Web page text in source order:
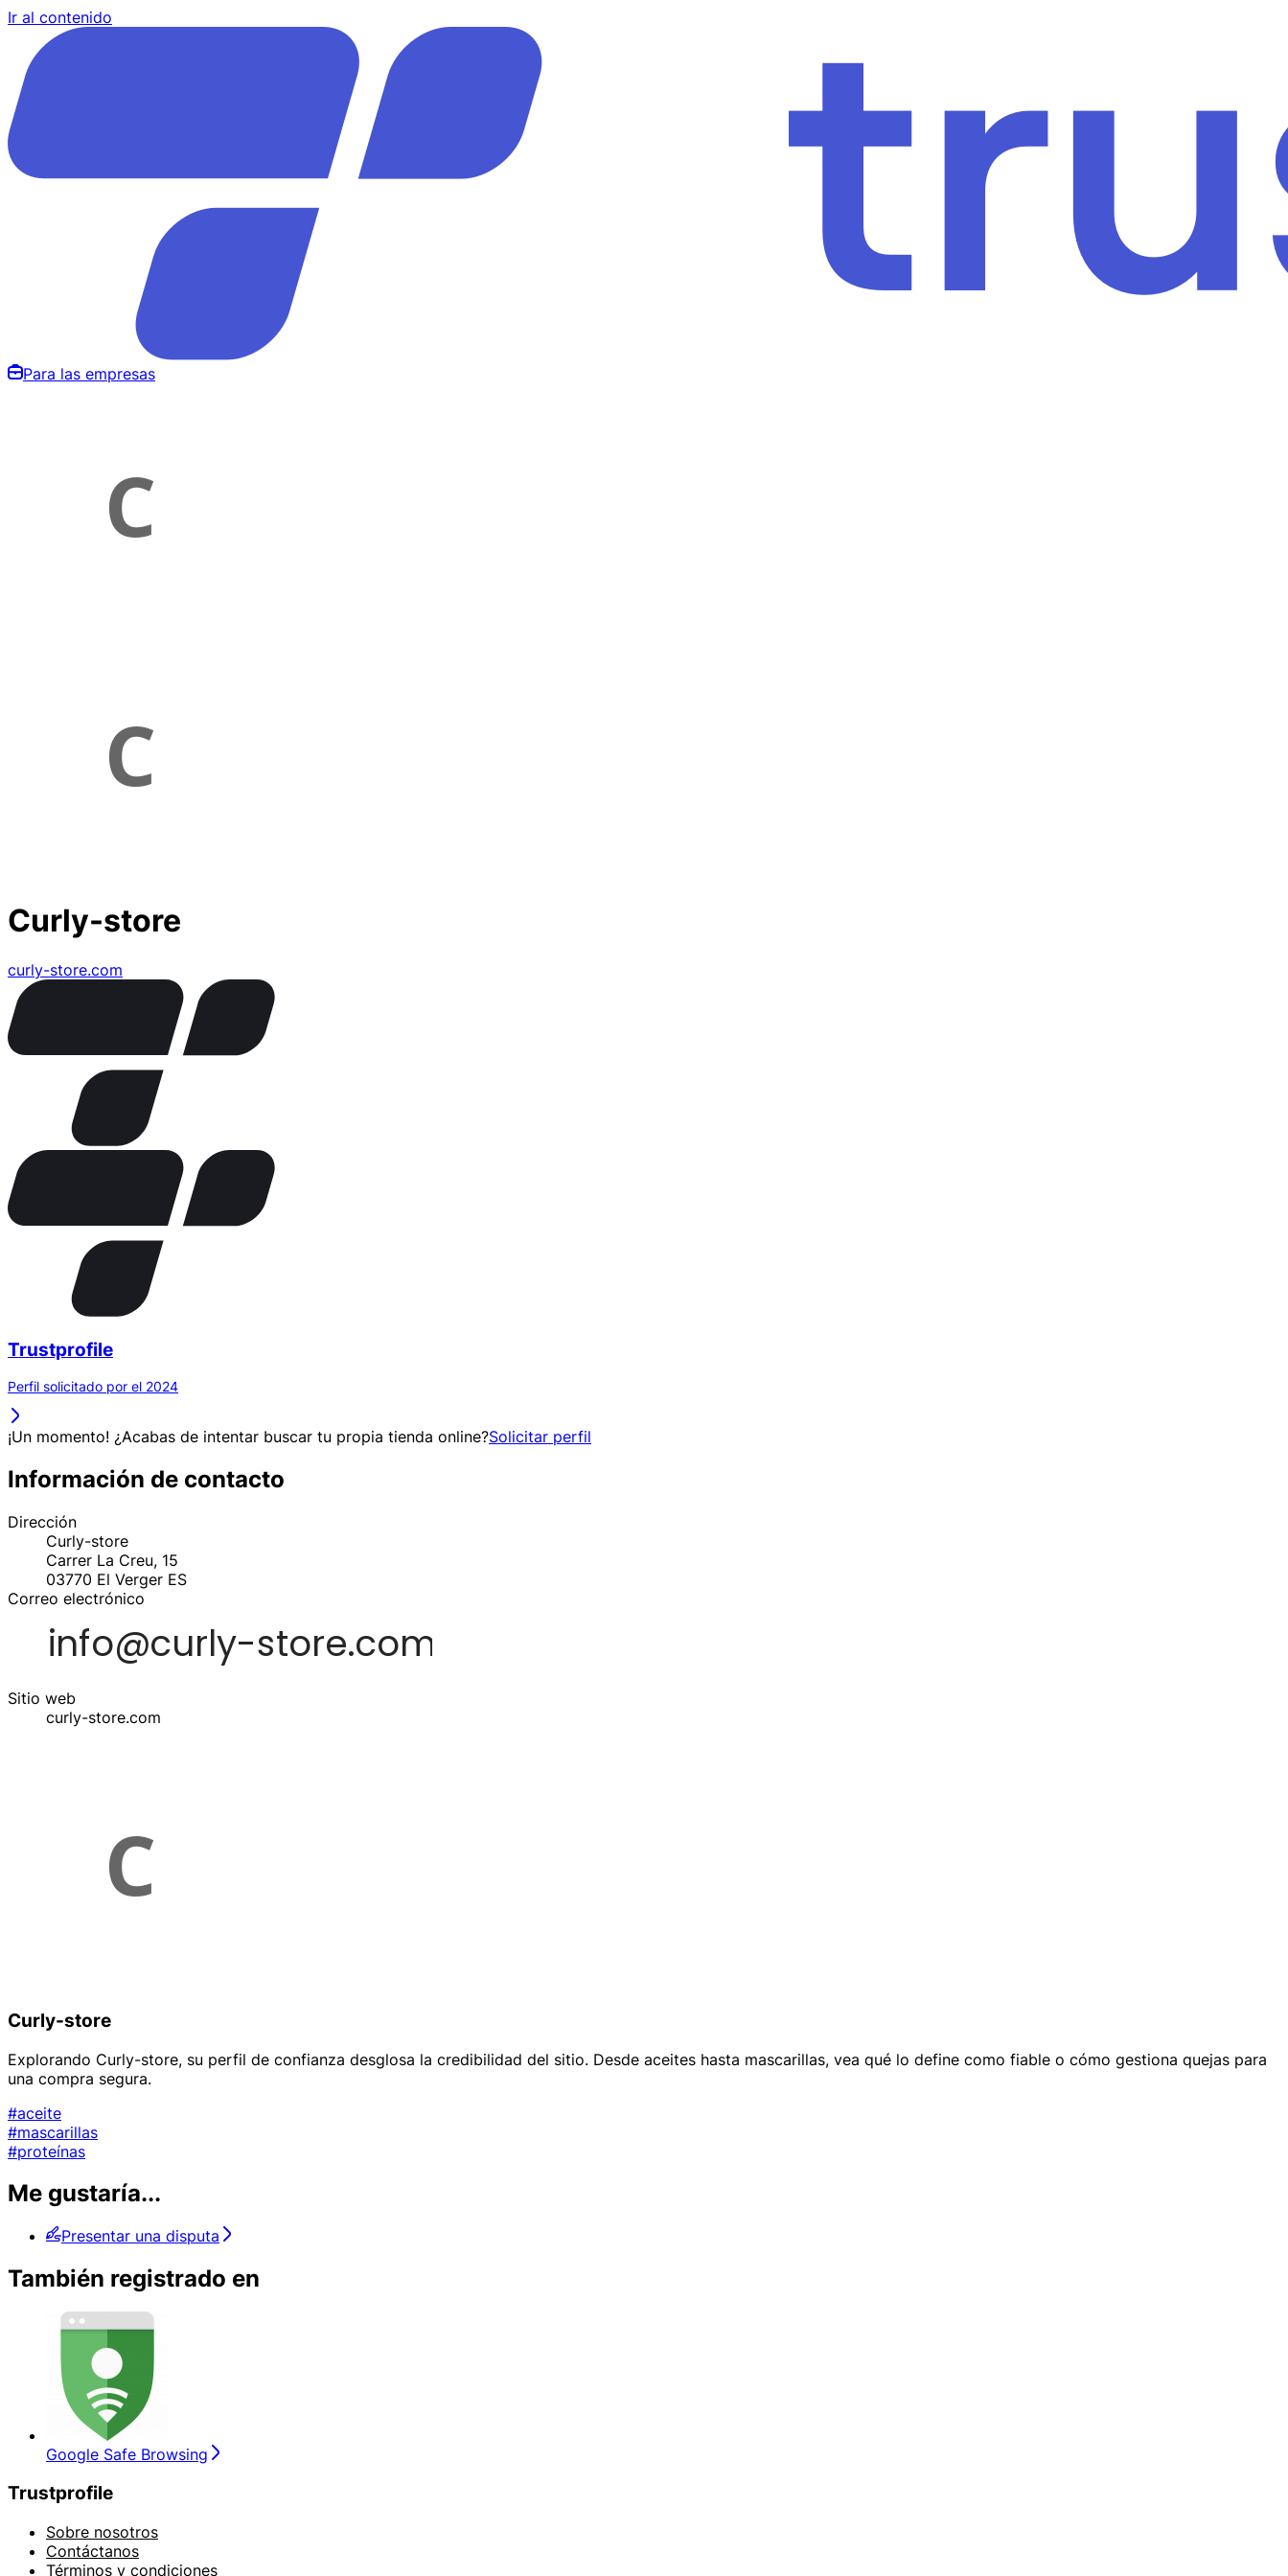
Ir al contenido
Para las empresas
Curly-store
curly-store.com
Trustprofile
Perfil solicitado por el 2024
¡Un momento! ¿Acabas de intentar buscar tu propia tienda online?Solicitar perfil
Información de contacto
Dirección
Curly-store
Carrer La Creu, 15
03770 El Verger ES
Correo electrónico
Sitio web
curly-store.com
Curly-store
Explorando Curly-store, su perfil de confianza desglosa la credibilidad del sitio. Desde aceites hasta mascarillas, vea qué lo define como fiable o cómo gestiona quejas para
una compra segura.
#aceite
#mascarillas
#proteínas
Me gustaría...
Presentar una disputa
También registrado en
Google Safe Browsing
Trustprofile
Sobre nosotros
Contáctanos
Términos y condiciones